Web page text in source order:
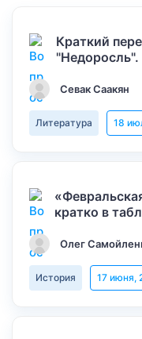
Краткий
"Недоросль".
Севак Саакян
Литература 18
кратко в
Олег
История 17 июня,